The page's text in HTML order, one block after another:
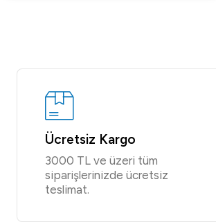
Ücretsiz Kargo
3000 TL ve üzeri tüm
siparişlerinizde ücretsiz
teslimat.